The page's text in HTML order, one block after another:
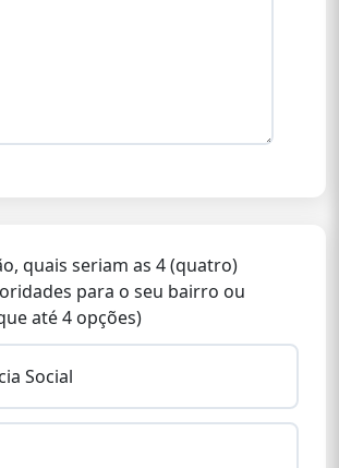
quais seriam as 4 (quatro)
para o seu bairro ou
até 4 opções)
Social